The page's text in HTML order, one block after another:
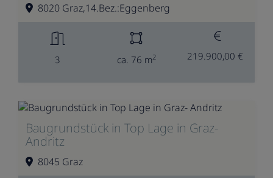
8020 Graz,14.Bez.:Eggenberg
3 ca. 76 m2 219.900,00 €
Baugrundstück in Top Lage in Graz-
Andritz
8045 Graz